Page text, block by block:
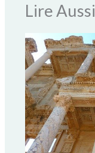
Lire Aussi